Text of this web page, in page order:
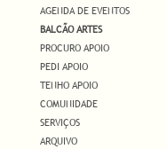
AGENDA DE EVENTOS
BALCÃO ARTES
PROCURO APOIO
PEDI APOIO
TENHO APOIO
COMUNIDADE
SERVIÇOS
ARQUIVO